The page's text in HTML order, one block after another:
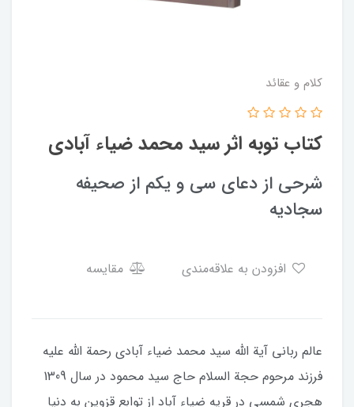
کلام و عقائد
کتاب توبه اثر سید محمد ضیاء آبادی
شرحی از دعای سی و یکم از صحیفه
سجادیه
مقایسه
عالم ربانی آیة الله سید محمد ضیاء آبادی رحمة الله علیه
فرزند مرحوم حجة السلام حاج سید محمود در سال 1309
هجری شمسی در قریه ضیاء آباد از توابع قزوین به دنیا